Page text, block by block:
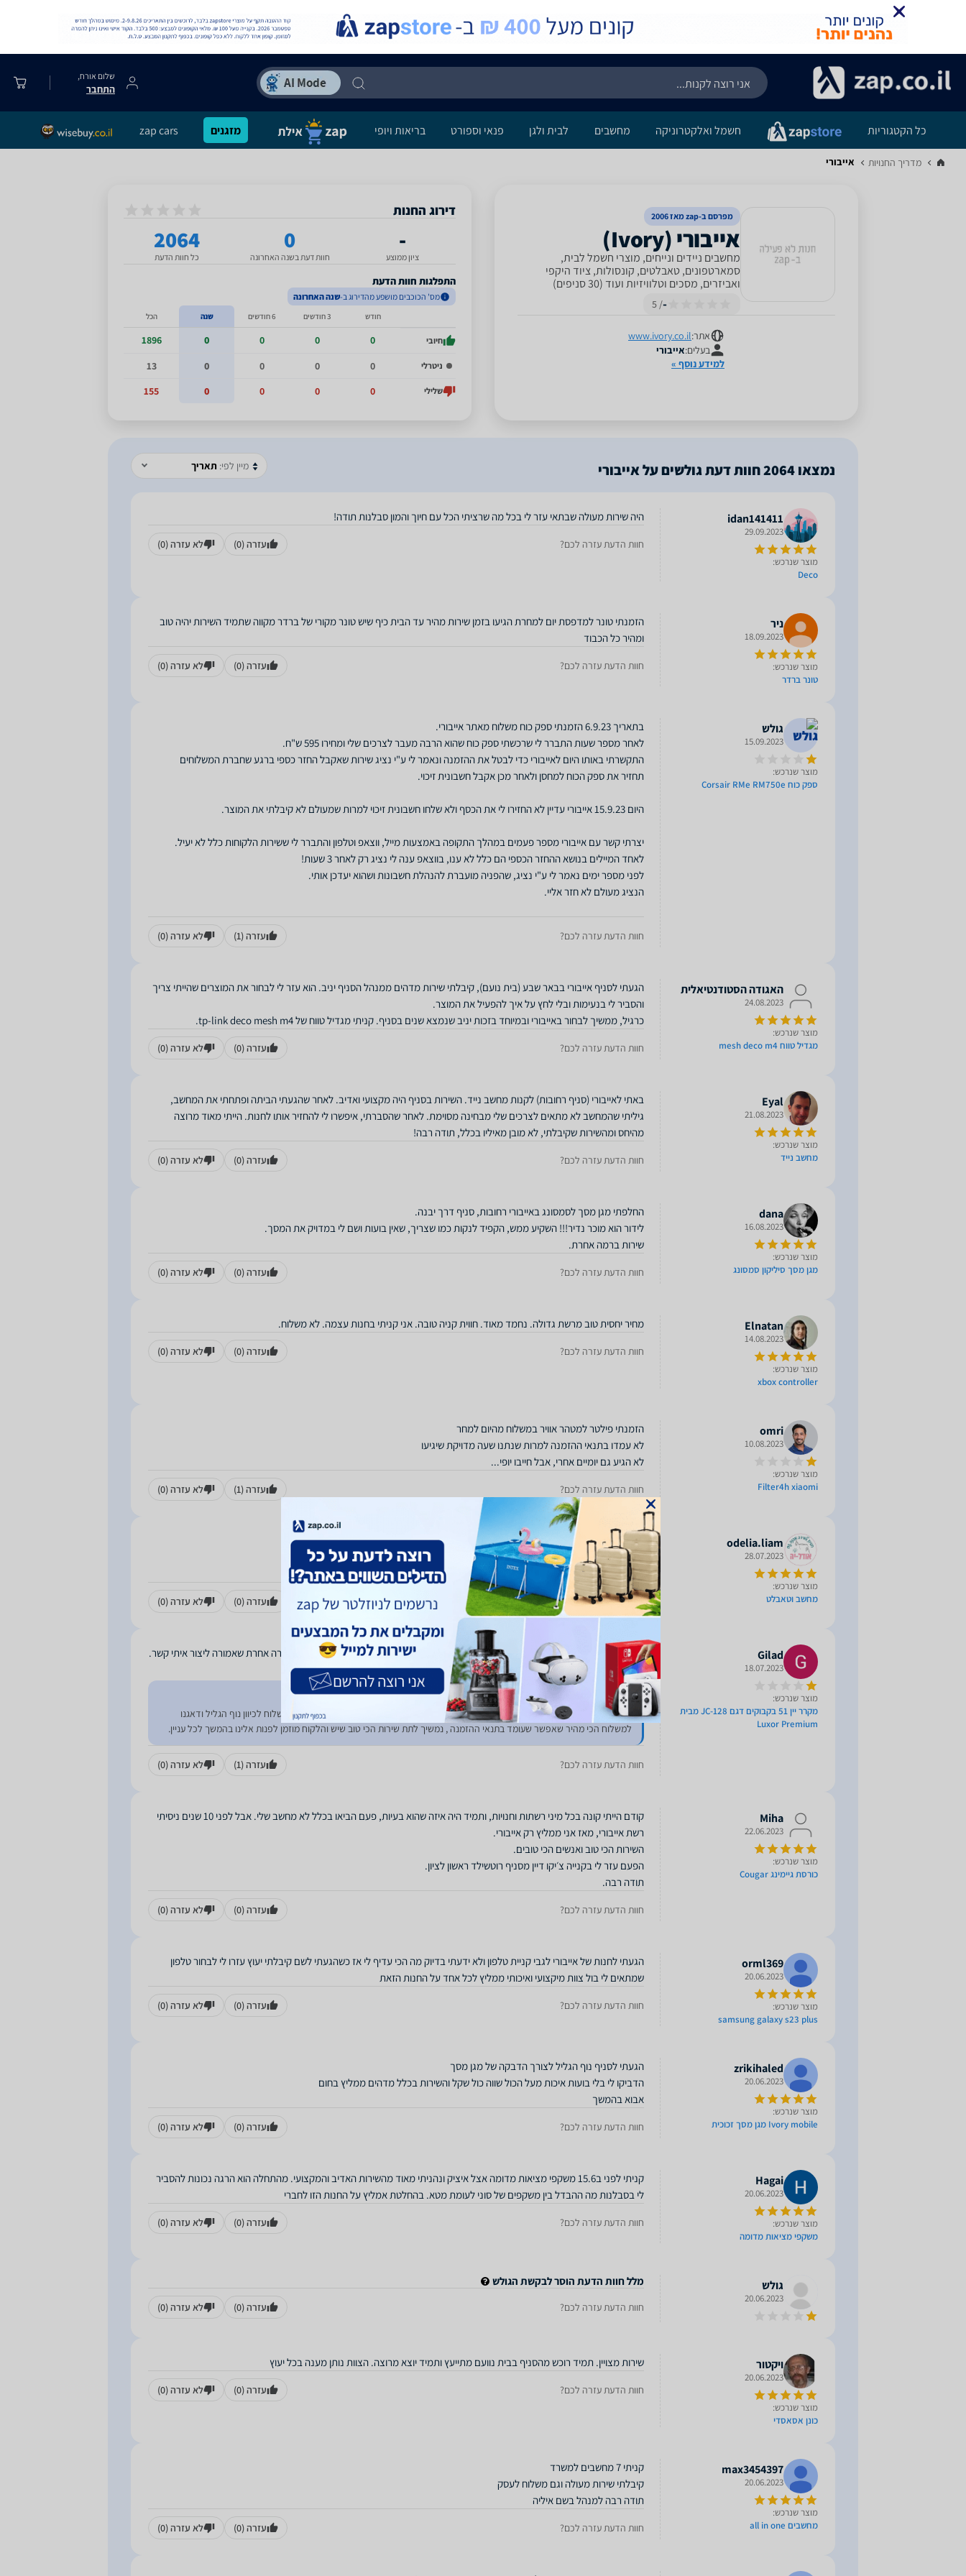
שלום אורח,
התחבר
כל הקטגוריות חשמל ואלקטרוניקה מחשבים לבית ולגן פנאי וספורט בריאות ויופי מזגנים zap cars
מדריך החנויות‏ אייבורי
מפרסם ב-zap מאז 2006
מחשבים ניידים ונייחים, מוצרי חשמל לבית,
סמארטפונים, טאבלטים, קונסולות, ציוד היקפי
ואביזרים, מסכים וטלוויזיות ועוד (30 סניפים)
-
/ 5
אתר:www.ivory.co.il
בעלים:אייבורי
למידע נוסף »
דירוג החנות
-
ציון ממוצע
0
חוות דעת בשנה האחרונה
2064
כל חוות הדעת
התפלגות חוות הדעת
מס' הכוכבים מושפע מהדירוג ב-שנה האחרונה
חודש 3 חודשים 6 חודשים שנה הכל
חיובי 0
0
0
0
1896
ניטרלי 0
0
0
0
13
שלילי 0
0
0
0
155
נמצאו2064חוות דעת גולשים על אייבורי מיין לפי: תאריך
idan141411
29.09.2023
מוצר שנרכש:
Deco
היה שירות מעולה שבתאי עזר לי בכל מה שרציתי הכל עם חיוך והמון סבלנות תודה!
חוות הדעת עזרה לכם? עזרה(0) לא עזרה(0)
ניר
18.09.2023
מוצר שנרכש:
טונר ברדר
הזמנתי טונר למדפסת יום למחרת הגיעו בזמן שירות מהיר עד הבית כיף שיש טונר מקורי של ברדר מקווה שתמיד השירות יהיה טוב
ומהיר כל הכבוד
חוות הדעת עזרה לכם? עזרה(0) לא עזרה(0)
גולש
15.09.2023
מוצר שנרכש:
ספק כוח Corsair RMe RM750e
חוות הדעת עזרה לכם? עזרה(1) לא עזרה(0)
האגודה הסטודנטיאלית
24.08.2023
מוצר שנרכש:
מגדיל טווח mesh deco m4
הגעתי לסניף אייבורי בבאר שבע (בית נועם), קיבלתי שירות מדהים ממנהל הסניף יניב. הוא עזר לי לבחור את המוצרים שהייתי צריך
כרגיל, ממשיך לבחור באייבורי ובמיוחד בזכות יניב שנמצא שנים בסניף. קניתי מגדיל טווח של tp-link deco mesh m4.
חוות הדעת עזרה לכם? עזרה(0) לא עזרה(0)
Eyal
21.08.2023
מוצר שנרכש:
מחשב נייד
באתי לאייבורי (סניף רחובות) לקנות מחשב נייד. השירות בסניף היה מקצועי ואדיב. לאחר שהגעתי הביתה ופתחתי את המחשב,
גיליתי שהמחשב לא מתאים לצרכים שלי מבחינה מסוימת. לאחר שהסברתי, איפשרו לי להחזיר אותו לחנות. הייתי מאוד מרוצה
מהיחס ומהשירות שקיבלתי, לא מובן מאיליו בכלל, תודה רבה!
חוות הדעת עזרה לכם? עזרה(0) לא עזרה(0)
dana
16.08.2023
מוצר שנרכש:
מגן מסך סיליקון סמסונג
שירות ברמה אחרת.
חוות הדעת עזרה לכם? עזרה(0) לא עזרה(0)
Elnatan
14.08.2023
מוצר שנרכש:
xbox controller
מחיר יחסית טוב מרשת גדולה. נחמד מאוד. חווית קניה טובה. אני קניתי בחנות עצמה. לא משלוח.
חוות הדעת עזרה לכם? עזרה(0) לא עזרה(0)
omri
10.08.2023
מוצר שנרכש:
Filter4h xiaomi
לא הגיע גם יומיים אחרי, אבל חייבו יופי...
חוות הדעת עזרה לכם? עזרה(1) לא עזרה(0)
odelia.liam
28.07.2023
מוצר שנרכש:
מחשב וטאבלט
תודה על הכל
חוות הדעת עזרה לכם? עזרה(0) לא עזרה(0)
Gilad
18.07.2023
מוצר שנרכש:
מקרר יין 51 בקבוקים דגם JC-128 מבית
Luxor Premium
לא להתקרב לאייבורי. עברו ימי המשלוח טרם קבלתי את המוצר, אין עם מי לדבר, הפנו אותי לחברה אחרת שאמורה ליצור איתי קשר.
באפליקציה הסטטוס הוא סופק. מדובר על מקרר יין 51 בקבוקים. עדיין ממתין לתשובה.
תגובת החנות
לאחר שיחה עם הלקוח , לא הפננו את הלקוח לאף אחד אלא טיפלנו באופן ישיר. היה עיכוב עם משלוח לכיוון נוף הגליל ודאגנו
למשלוח הכי מהיר שאפשר שעומד בתנאי ההזמנה , נמשיך לתת שירות הכי טוב שיש והלקוח מוזמן לפנות אלינו בהמשך לכל עניין.
חוות הדעת עזרה לכם? עזרה(1) לא עזרה(0)
Miha
22.06.2023
מוצר שנרכש:
כורסת גיימינג Cougar
קודם הייתי קונה בכל מיני רשתות וחנויות, ותמיד היה איזה שהוא בעיות, פעם הביאו בכלל לא מחשב שלי. אבל לפני 10 שנים ניסיתי
תודה רבה.
חוות הדעת עזרה לכם? עזרה(0) לא עזרה(0)
orml369
20.06.2023
מוצר שנרכש:
samsung galaxy s23 plus
הגעתי לחנות של אייבורי לגבי קניית טלפון ולא ידעתי בדיוק מה הכי עדיף לי אז כשהגעתי לשם קיבלתי יעוץ עזרו לי לבחור טלפון
שמתאים לי בול צוות מיקצועי ואיכותי ממליץ לכל אחד על החנות הזאת
חוות הדעת עזרה לכם? עזרה(0) לא עזרה(0)
zrikihaled
20.06.2023
מוצר שנרכש:
Ivory mobile מגן מסך זכוכית
אבוא בהמשך
חוות הדעת עזרה לכם? עזרה(0) לא עזרה(0)
Hagai
20.06.2023
מוצר שנרכש:
משקפי מציאות מדומה
קניתי לפני ב15.6 משקפי מציאות מדומה אצל איציק ונהניתי מאוד מהשירות האדיב והמקצועי. מהתחלה הוא הרגה נכונות להסביר
לי בסבלנות מה ההבדל בין משקפים של סוני לעומת מטא. בהחלטת אמליץ על החנות הזו לחברי
חוות הדעת עזרה לכם? עזרה(0) לא עזרה(0)
גולש
20.06.2023
מלל חוות הדעת הוסר לבקשת הגולש
חוות הדעת עזרה לכם? עזרה(0) לא עזרה(0)
ויקטור
20.06.2023
מוצר שנרכש:
כונן אסאסדי
שירות מצויין. תמיד רוכש מהסניף בבית נוועם מתייעץ ותמיד יוצא מרוצה. הצוות נותן מענה בכל יעוץ
חוות הדעת עזרה לכם? עזרה(0) לא עזרה(0)
max3454397
20.06.2023
מוצר שנרכש:
מחשבים all in one
תודה רבה למנהל בשם איליה
חוות הדעת עזרה לכם? עזרה(0) לא עזרה(0)